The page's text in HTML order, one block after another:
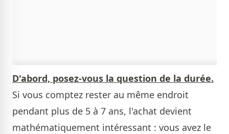
D'abord, posez-vous la question de la durée.
Si vous comptez rester au même endroit
pendant plus de 5 à 7 ans, l'achat devient
mathématiquement intéressant : vous avez le